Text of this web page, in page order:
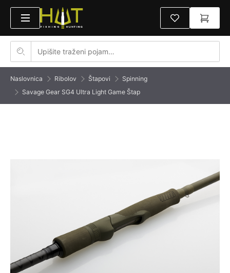
Naslovnica Ribolov Štapovi
Spinning
Savage Gear SG4 Ultra Light Game Štap